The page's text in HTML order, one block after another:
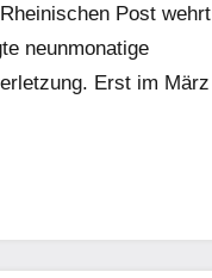
Post wehrt
neunmonatige
Erst im März